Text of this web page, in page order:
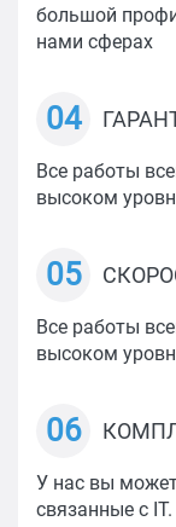
большой
нами сферах
04
Все работы
высоком
05
Все работы
высоком
06
У нас вы
связанные с IT.